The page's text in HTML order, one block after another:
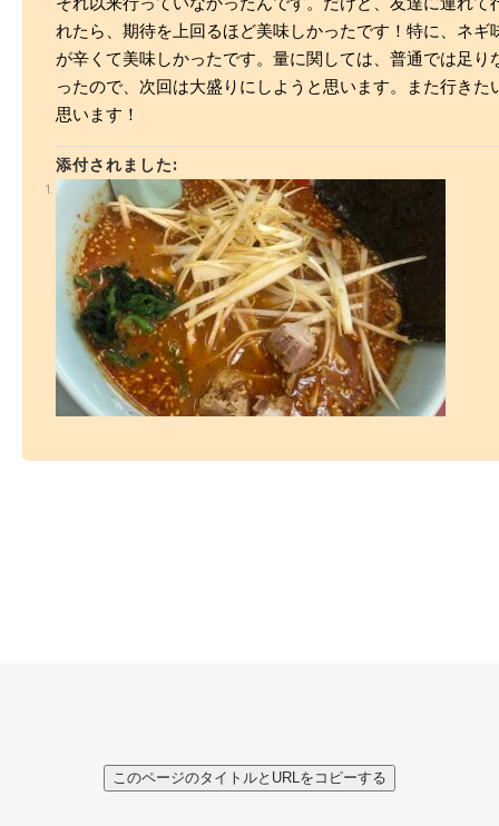
れたら、期待を上回るほど美味しかったです！特に、ネギ
が辛くて美味しかったです。量に関しては、普通では足り
ったので、次回は大盛りにしようと思います。また行きた
思います！
添付されました:
このページのタイトルとURLをコピーする